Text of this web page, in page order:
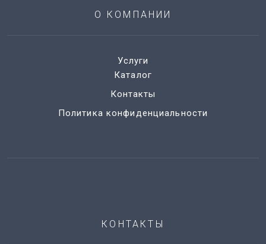
О КОМПАНИИ
Услуги
Каталог
Контакты
Политика конфиденциальности
КОНТАКТЫ